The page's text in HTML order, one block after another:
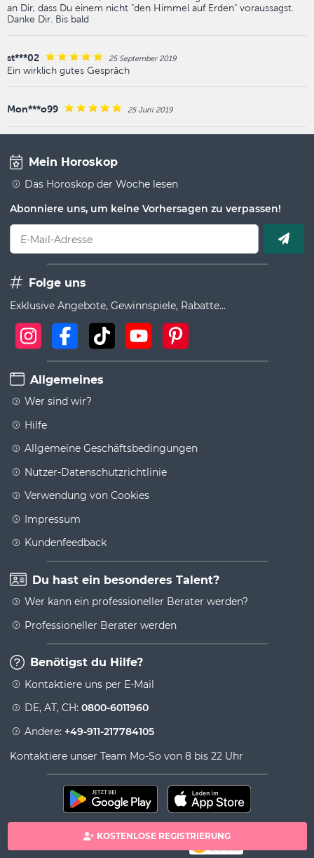
KOSTENLOSE REGISTRIERUNG
an Dir, dass Du einem nicht "den Himmel auf Erden" voraussagst.
Danke Dir. Bis bald
st***02 25 September 2019
Ein wirklich gutes Gespräch
Mon***o99 25 Juni 2019
Mein Horoskop
Das Horoskop der Woche lesen
Abonniere uns, um keine Vorhersagen zu verpassen!
E-Mail-Adresse
Folge uns
Exklusive Angebote, Gewinnspiele, Rabatte...
Allgemeines
Wer sind wir?
Hilfe
Allgemeine Geschäftsbedingungen
Nutzer-Datenschutzrichtlinie
Verwendung von Cookies
Impressum
Kundenfeedback
Du hast ein besonderes Talent?
Wer kann ein professioneller Berater werden?
Professioneller Berater werden
Benötigst du Hilfe?
Kontaktiere uns per E-Mail
DE, AT, CH: 0800-6011960
Andere: +49-911-217784105
Kontaktiere unser Team Mo-So von 8 bis 22 Uhr
100% sichere Zahlung